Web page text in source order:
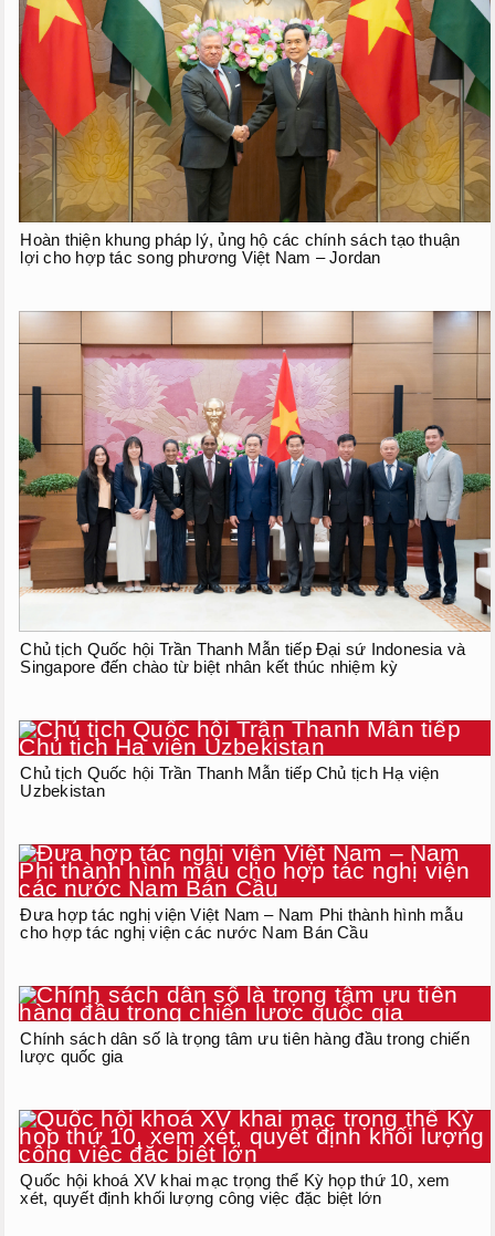
Hoàn thiện khung pháp lý, ủng hộ các chính sách tạo thuận
lợi cho hợp tác song phương Việt Nam – Jordan
Chủ tịch Quốc hội Trần Thanh Mẫn tiếp Đại sứ Indonesia và
Singapore đến chào từ biệt nhân kết thúc nhiệm kỳ
Chủ tịch Quốc hội Trần Thanh Mẫn tiếp Chủ tịch Hạ viện
Uzbekistan
Đưa hợp tác nghị viện Việt Nam – Nam Phi thành hình mẫu
cho hợp tác nghị viện các nước Nam Bán Cầu
Chính sách dân số là trọng tâm ưu tiên hàng đầu trong chiến
lược quốc gia
Quốc hội khoá XV khai mạc trọng thể Kỳ họp thứ 10, xem
xét, quyết định khối lượng công việc đặc biệt lớn